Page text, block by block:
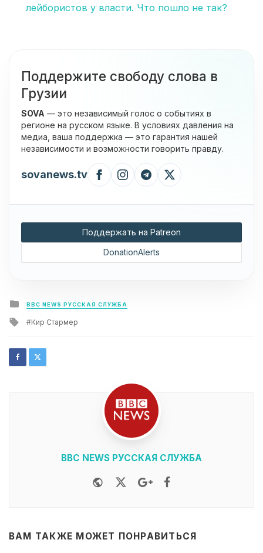
лейбористов у власти. Что пошло не так?
Поддержите свободу слова в
Грузии
SOVA — это независимый голос о событиях в
регионе на русском языке. В условиях давления на
медиа, ваша поддержка — это гарантия нашей
независимости и возможности говорить правду.
sovanews.tv
Поддержать на Patreon
DonationAlerts
Posted
in
BBC NEWS РУССКАЯ СЛУЖБА
Tagged
Кир Стармер
BBC NEWS РУССКАЯ СЛУЖБА
WebsiteTwitterGoogle+
ВАМ ТАКЖЕ МОЖЕТ ПОНРАВИТЬСЯ